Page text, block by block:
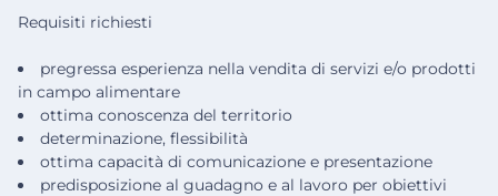
Requisiti richiesti
pregressa esperienza nella vendita di servizi e/o prodotti
in campo alimentare
ottima conoscenza del territorio
determinazione, flessibilità
ottima capacità di comunicazione e presentazione
predisposizione al guadagno e al lavoro per obiettivi